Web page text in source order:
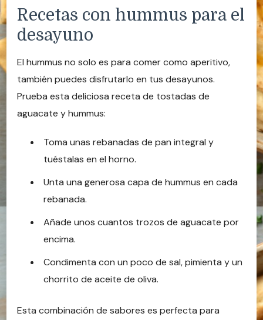
Recetas con hummus para el
desayuno
El hummus no solo es para comer como aperitivo,
también puedes disfrutarlo en tus desayunos.
Prueba esta deliciosa receta de tostadas de
aguacate y hummus:
Toma unas rebanadas de pan integral y
tuéstalas en el horno.
Unta una generosa capa de hummus en cada
rebanada.
Añade unos cuantos trozos de aguacate por
encima.
Condimenta con un poco de sal, pimienta y un
chorrito de aceite de oliva.
Esta combinación de sabores es perfecta para